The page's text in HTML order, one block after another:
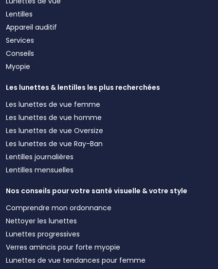
Lentilles
Appareil auditif
Services
Conseils
Myopie
Les lunettes & lentilles les plus recherchées
Les lunettes de vue femme
Les lunettes de vue homme
Les lunettes de vue Oversize
Les lunettes de vue Ray-Ban
Lentilles journalières
Lentilles mensuelles
Nos conseils pour votre santé visuelle & votre style
Comprendre mon ordonnance
Nettoyer les lunettes
Lunettes progressives
Verres amincis pour forte myopie
Lunettes de vue tendances pour femme